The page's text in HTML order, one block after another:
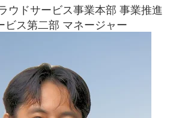
ウドサービス事業本部 事業推進
ビス第二部 マネージャー